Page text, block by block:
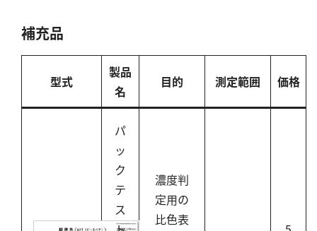
補充品
型式
製品
名
目的 測定範囲 価格
パ
ッ
ク
テ
ス
濃度判
定用の
比色表
界面活性剤
ふっ素
油分
ホルムアルデヒド
フェノール